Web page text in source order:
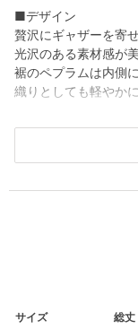
■デザイン
贅沢にギャザーを寄
光沢のある素材感が
裾のペプラムは内側
織りとしても軽やか
■素材
上品な光沢とハリ感
よいシルエットを演
※商品に「取り扱い
※商品画像は、光の
ご了承ください。
サイズ 総丈